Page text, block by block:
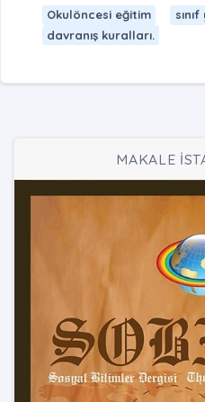
Okulöncesi eğitim
davranış kuralları.
MAKALE